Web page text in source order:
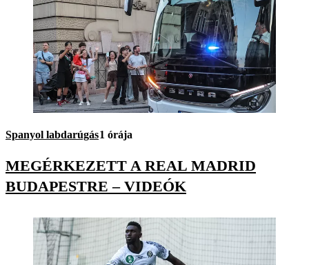
Spanyol labdarúgás1 órája
MEGÉRKEZETT A REAL MADRID
BUDAPESTRE – VIDEÓK